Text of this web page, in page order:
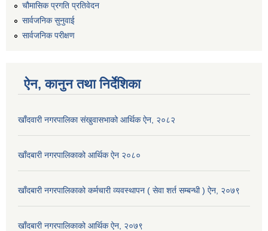
चौमासिक प्रगति प्रतिवेदन
सार्वजनिक सुनुवाई
सार्वजनिक परीक्षण
ऐन, कानुन तथा निर्देशिका
खाँदवारी नगरपालिका संखुवासभाको आर्थिक ऐन, २०८२
खाँदबारी नगरपालिकाको आर्थिक ऐन २०८०
खाँदबारी नगरपालिकाको कर्मचारी व्यवस्थापन ( सेवा शर्त सम्बन्धी ) ऐन, २०७९
खाँदबारी नगरपालिकाको आर्थिक ऐन, २०७९